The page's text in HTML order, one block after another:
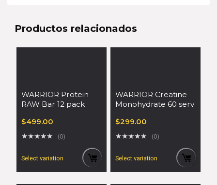
Productos relacionados
WARRIOR Protein
RAW Bar 12 pack
$499.00
★★★★★ (0)
Select variation
WARRIOR Creatine
Monohydrate 60 serv
$299.00
★★★★★ (0)
Select variation